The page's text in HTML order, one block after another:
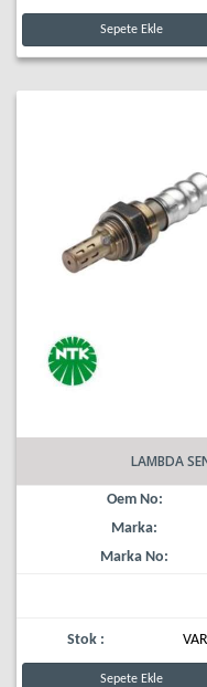
Sepete Ekle
LAMBDA
Oem No:
Marka:
Marka No:
Stok : VAR
Sepete Ekle